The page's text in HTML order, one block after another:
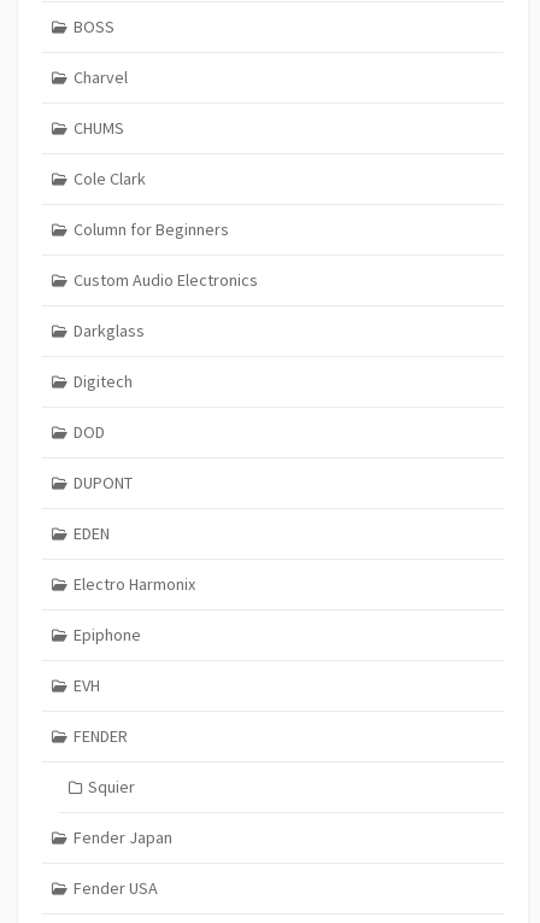
BOSS
Charvel
CHUMS
Cole Clark
Column for Beginners
Custom Audio Electronics
Darkglass
Digitech
DOD
DUPONT
EDEN
Electro Harmonix
Epiphone
EVH
FENDER
Squier
Fender Japan
Fender USA